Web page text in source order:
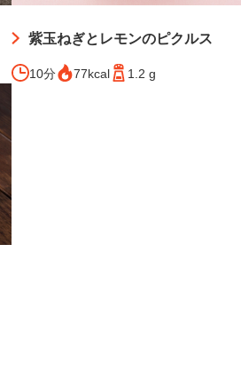
紫玉ねぎとレモンのピクルス
10分 77kcal 1.2 g